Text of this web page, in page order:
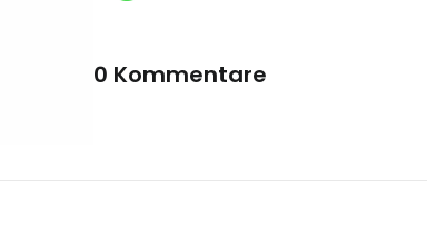
0 Kommentare